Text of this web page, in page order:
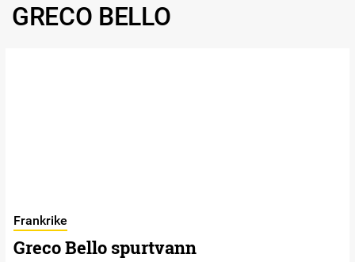
GRECO BELLO
Frankrike
Greco Bello spurtvann